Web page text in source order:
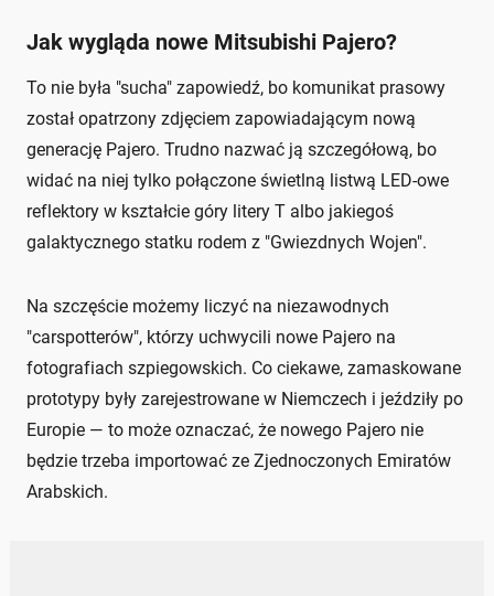
Jak wygląda nowe Mitsubishi Pajero?
To nie była "sucha" zapowiedź, bo komunikat prasowy
został opatrzony zdjęciem zapowiadającym nową
generację Pajero. Trudno nazwać ją szczegółową, bo
widać na niej tylko połączone świetlną listwą LED-owe
reflektory w kształcie góry litery T albo jakiegoś
galaktycznego statku rodem z "Gwiezdnych Wojen".
Na szczęście możemy liczyć na niezawodnych
"carspotterów", którzy uchwycili nowe Pajero na
fotografiach szpiegowskich. Co ciekawe, zamaskowane
prototypy były zarejestrowane w Niemczech i jeździły po
Europie — to może oznaczać, że nowego Pajero nie
będzie trzeba importować ze Zjednoczonych Emiratów
Arabskich.